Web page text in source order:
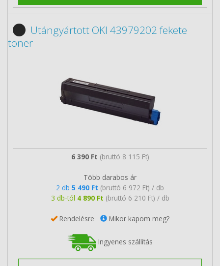
Utángyártott OKI 43979202 fekete
toner
6 390 Ft (bruttó 8 115 Ft)
Több darabos ár
2 db 5 490 Ft (bruttó 6 972 Ft) / db
3 db-tól 4 890 Ft (bruttó 6 210 Ft) / db
Rendelésre Mikor kapom meg?
Ingyenes szállítás